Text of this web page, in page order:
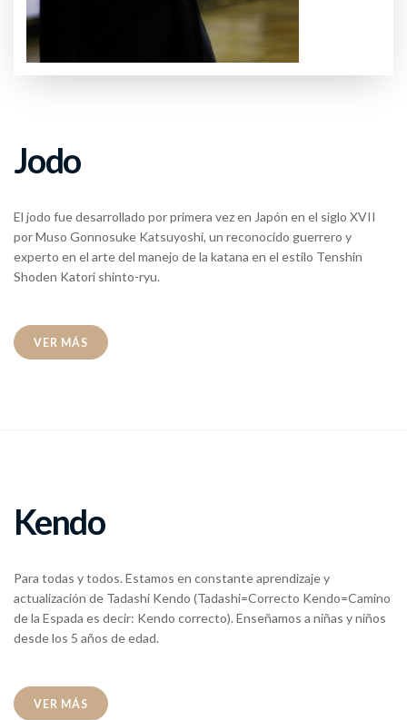
Jodo
El jodo fue desarrollado por primera vez en Japón en el siglo XVII
por Muso Gonnosuke Katsuyoshi, un reconocido guerrero y
experto en el arte del manejo de la katana en el estilo Tenshin
Shoden Katori shinto-ryu.
VER MÁS
Kendo
Para todas y todos. Estamos en constante aprendizaje y
actualización de Tadashi Kendo (Tadashi=Correcto Kendo=Camino
de la Espada es decir: Kendo correcto). Enseñamos a niñas y niños
desde los 5 años de edad.
VER MÁS